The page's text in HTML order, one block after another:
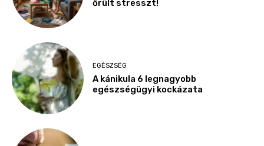
őrült stresszt!
EGÉSZSÉG
A kánikula 6 legnagyobb
egészségügyi kockázata